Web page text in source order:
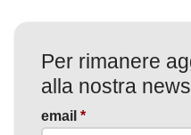
Per rimanere
alla nostra
email *